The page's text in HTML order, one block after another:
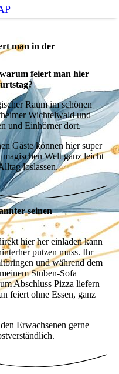
man in der
feiert man hier
Raum im schönen
Wichtelwald und
und Einhörner dort.
Gäste können hier super
Welt ganz leicht
loslassen.
seinen
hier her einladen kann
putzen muss. Ihr
und während dem
Stuben-Sofa
Abschluss Pizza liefern
feiert ohne Essen, ganz
Erwachsenen gerne